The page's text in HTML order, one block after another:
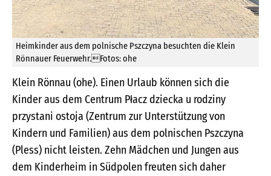
Heimkinder aus dem polnische Pszczyna besuchten die Klein
Rönnauer Feuerwehr.Fotos: ohe
Klein Rönnau (ohe). Einen Urlaub können sich die
Kinder aus dem Centrum Płacz dziecka u rodziny
przystani ostoja (Zentrum zur Unterstützung von
Kindern und Familien) aus dem polnischen Pszczyna
(Pless) nicht leisten. Zehn Mädchen und Jungen aus
dem Kinderheim in Südpolen freuten sich daher